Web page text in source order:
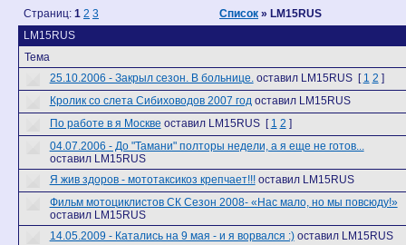
Страниц: 1 2 3 Список » LM15RUS
LM15RUS
Тема
25.10.2006 - Закрыл сезон. В больнице. оставил LM15RUS[ 1 2 ]
Кролик со слета Сибиховодов 2007 год оставил LM15RUS
По работе в я Москве оставил LM15RUS[ 1 2 ]
04.07.2006 - До "Тамани" полторы недели, а я еще не готов...
оставил LM15RUS
Я жив здоров - мототаксикоз крепчает!!! оставил LM15RUS
Фильм мотоциклистов СК Сезон 2008- «Нас мало, но мы повсюду!»
оставил LM15RUS
14.05.2009 - Катались на 9 мая - и я ворвался :) оставил LM15RUS